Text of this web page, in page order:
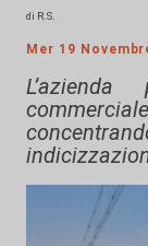
di R.S.
Mer 19